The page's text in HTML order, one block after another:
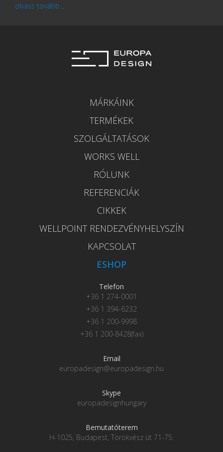
olvass tovább...
MÁRKÁINK
TERMÉKEK
SZOLGÁLTATÁSOK
WORKS WELL
RÓLUNK
REFERENCIÁK
CIKKEK
WELLPOINT RENDEZVÉNYHELYSZÍN
KAPCSOLAT
ESHOP
Telefon
+36 1 274-0001
+36 1 394-6232
+36 1 200-9998
+36 1 200-8428(fax)
Email
europadesign@europadesign.hu
Skype
europadesignhungary
Bemutatóterem
H-1025, Budapest, Törökvész út 71-75.